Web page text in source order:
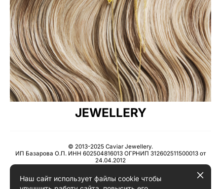
JEWELLERY
© 2013-2025 Caviar Jewellery.
ИП Базарова О.П. ИНН 602504816013 ОГРНИП 312602511500013 от
24.04.2012
Пользовательское соглашение
Наш сайт использует файлы cookie чтобы